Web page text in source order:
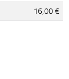
16,00 €